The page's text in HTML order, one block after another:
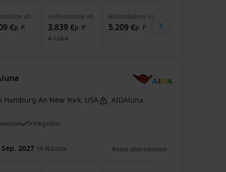
ab
€p. P.
Außenkabine ab
3.839 €p. P.
4.128 €
Balkonkabine ab
5.209 €p. P.
Hamburg An New York, USA AIDAluna
Trinkgelder
2027 19 Nächte Keine alternativen